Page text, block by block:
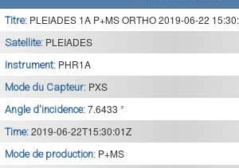
Titre: PLEIADES 1A P+MS ORTHO 2019-06-22
Satellite: PLEIADES
Instrument: PHR1A
Mode du Capteur: PXS
Angle d'incidence: 7.6433 °
Time: 2019-06-22T15:30:01Z
Mode de production: P+MS